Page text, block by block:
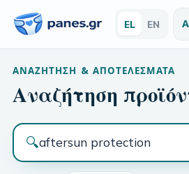
EL EN
ΑΝΑΖΉΤΗΣΗ & ΑΠΟΤΕΛΈΣΜΑΤΑ
Αναζήτηση
🔍